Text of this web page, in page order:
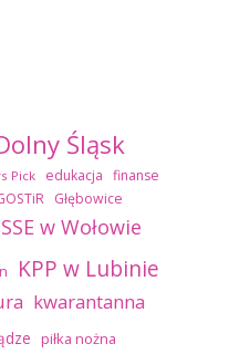
Śląsk
Pick edukacja finanse
Głębowice
w Wołowie
KPP w Lubinie
kwarantanna
piłka nożna